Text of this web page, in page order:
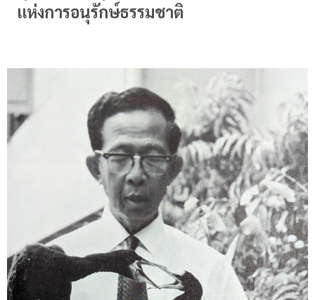
แห่งการอนุรักษ์ธรรมชาติ